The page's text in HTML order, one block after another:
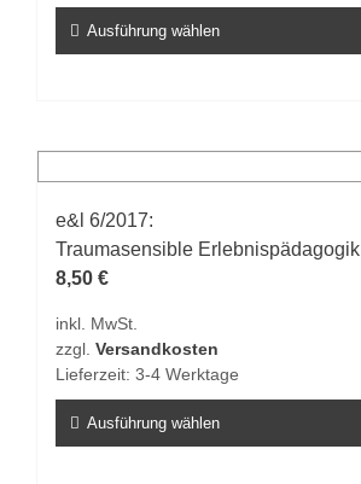
Ausführung wählen
Varianten
auf.
Die
Optionen
auf
der
gewählt
werden
e&l 6/2017:
Traumasensible Erlebnispädagogik
8,50 €
inkl. MwSt.
zzgl. Versandkosten
Lieferzeit: 3-4 Werktage
Ausführung wählen